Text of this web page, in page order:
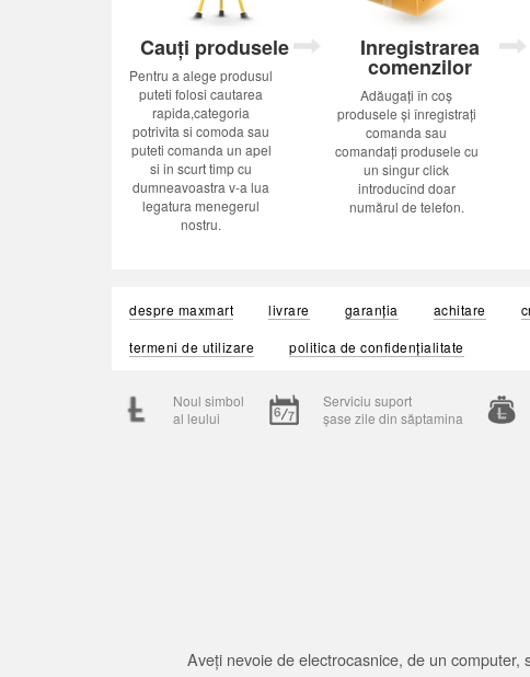
Cauți produsele
Pentru a alege produsul
puteti folosi cautarea
rapida,categoria
potrivita si comoda sau
puteti comanda un apel
si in scurt timp cu
dumneavoastra v-a lua
legatura menegerul
nostru.
Inregistrarea
comenzilor
Adăugați în coș
produsele și înregistrați
comanda sau
comandați produsele cu
un singur click
introducînd doar
numărul de telefon.
despre maxmart livrare garanția achitare
termeni de utilizare
politica de confidențialitate
Noul simbol
al leului
Serviciu suport
șase zile din săptamina
Aveți nevoie de electrocasnice, de un